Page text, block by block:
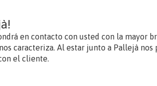
en contacto con usted con la mayor
caracteriza. Al estar junto a Pallejà
el cliente.